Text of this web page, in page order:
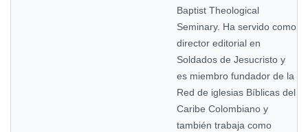
Baptist Theological
Seminary. Ha servido como
director editorial en
Soldados de Jesucristo y
es miembro fundador de la
Red de iglesias Bíblicas del
Caribe Colombiano y
también trabaja como